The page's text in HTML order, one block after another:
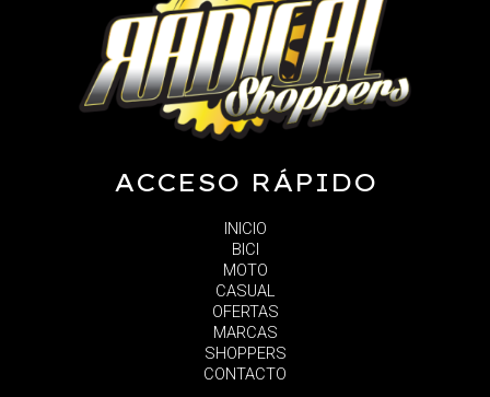
ACCESO RÁPIDO
INICIO
BICI
MOTO
CASUAL
OFERTAS
MARCAS
SHOPPERS
CONTACTO